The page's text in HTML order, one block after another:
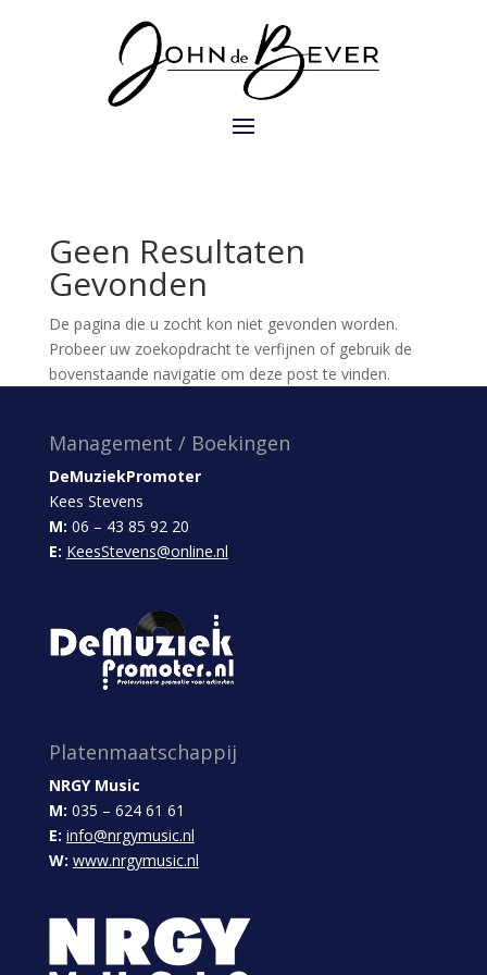
Geen Resultaten
Gevonden
De pagina die u zocht kon niet gevonden worden.
Probeer uw zoekopdracht te verfijnen of gebruik de
bovenstaande navigatie om deze post te vinden.
Management / Boekingen
DeMuziekPromoter
Kees Stevens
M: 06 – 43 85 92 20
E: KeesStevens@online.nl
Platenmaatschappij
NRGY Music
M: 035 – 624 61 61
E: info@nrgymusic.nl
W: www.nrgymusic.nl